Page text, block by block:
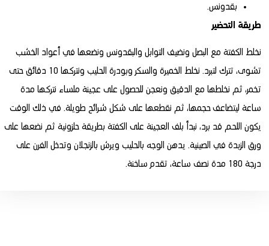
بقدونس.
طريقة التحضير
نخلط الكفتة مع البصل ونضيف التوابل والبقدونس ونضعها في أعواد الخشب
تشوى، تترك لتبرد. نخلط الخميرة والسكر وبودرة الحليب ونتركها 10 دقائق حتى
تخمر، ثم نخلطها مع الدقيق ونعجن للحصول على عجينة ملساء نتركها مدة
ساعة ليتضاعف حجمها، ثم نقطعها على شكل شرائح طويلة. في ذلك الوقت
يكون اللحم قد برد، نبدأ بلف العجينة على الكفتة بطريقة حلزونية ثم نضعها على
ورق الزبدة في الصينية. يدهن الوجه بالحليب ويرش بالزنجلان وتدخل الفرن على
درجة 180 مدة نصف ساعة، تقدم ساخنة.